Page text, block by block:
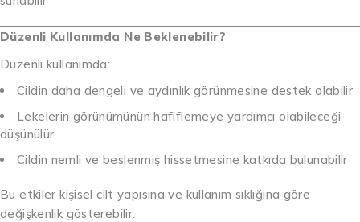
Düzenli Kullanımda Ne Beklenebilir?
Düzenli kullanımda:
Cildin daha dengeli ve aydınlık görünmesine destek olabilir
Lekelerin görünümünün hafiflemeye yardımcı olabileceği
düşünülür
Cildin nemli ve beslenmiş hissetmesine katkıda bulunabilir
Bu etkiler kişisel cilt yapısına ve kullanım sıklığına göre
değişkenlik gösterebilir.